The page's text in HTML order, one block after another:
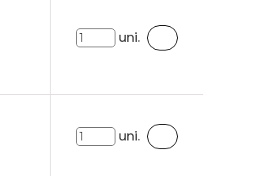
uni.
uni.